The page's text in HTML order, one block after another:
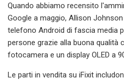
Quando abbiamo recensito
Google a maggio, Allison
telefono Android di fascia media
persone grazie alla buona qualità
fotocamera e un display OLED a
Le parti in vendita su iFixit